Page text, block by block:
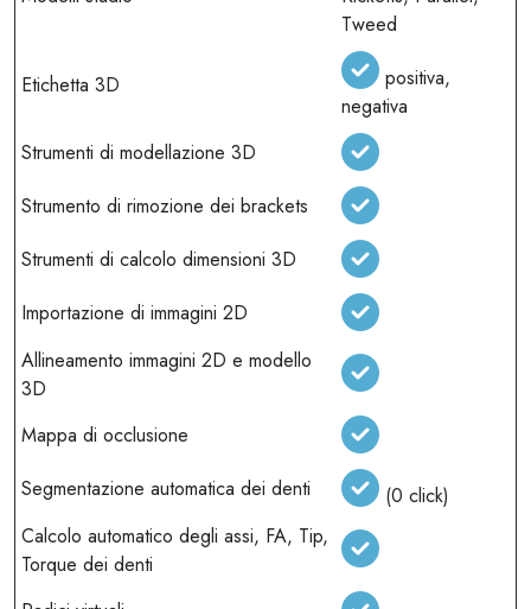
Tweed
Etichetta 3D
positiva,
negativa
Strumenti di modellazione 3D
Strumento di rimozione dei brackets
Strumenti di calcolo dimensioni 3D
Importazione di immagini 2D
Allineamento immagini 2D e modello
3D
Mappa di occlusione
Segmentazione automatica dei denti
(0 click)
Calcolo automatico degli assi, FA, Tip,
Torque dei denti